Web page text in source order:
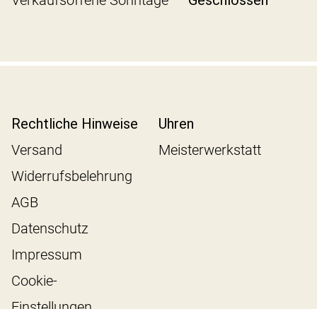
Rechtliche Hinweise
Versand
Widerrufsbelehrung
AGB
Datenschutz
Impressum
Cookie-
Uhren
Meisterwerkstatt